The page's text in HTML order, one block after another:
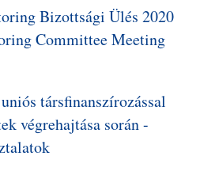
Bizottsági Ülés 2020
Committee Meeting
társfinanszírozással
végrehajtása során -